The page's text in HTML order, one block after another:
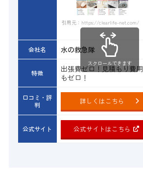
引用元：https://clearlife-net.com/
会社名 水の救急隊
特徴
出張費ゼロ！見積もり費用
もゼロ！
口コミ・評
判
詳しくはこちら
公式サイト 公式サイトはこちら
スクロールできます